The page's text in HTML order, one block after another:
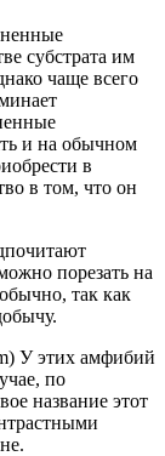
субстрата им
чаще всего
и на обычном
в
в том, что он
порезать на
так как
У этих амфибий
по
название этот